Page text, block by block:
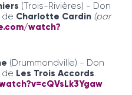
(Trois-Rivières) - Don
de Charlotte Cardin (par
watch?
(Drummondville) - Don
de Les Trois Accords.